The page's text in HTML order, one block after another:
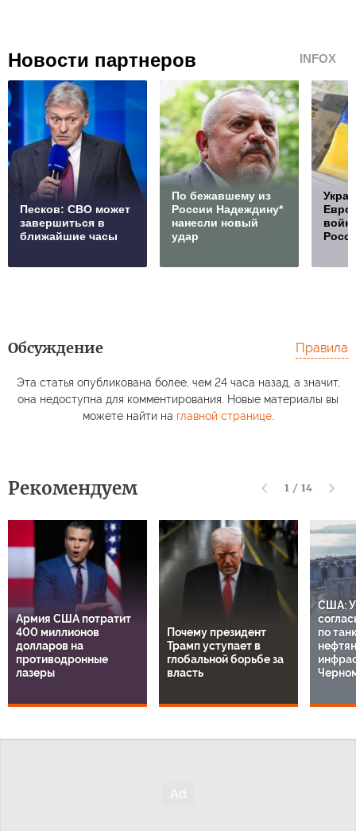
Новости партнеров INFOX
Песков: СВО может
завершиться в
ближайшие часы
По бежавшему из
России Надеждину*
нанесли новый
удар
Обсуждение Правила
Эта статья опубликована более, чем 24 часа назад, а значит,
она недоступна для комментирования. Новые материалы вы
можете найти на главной странице.
Рекомендуем 1 / 14
Армия США потратит
400 миллионов
долларов на
противодронные
лазеры
Почему президент
Трамп уступает в
глобальной борьбе за
власть
США:
по